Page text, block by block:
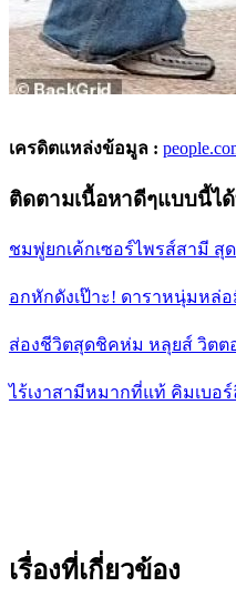
เครดิตแหล่งข้อมูล :
ติดตามเนื้อหาดีๆแบบนี้ไ
ชมพู่ยกเค้กเซอร์ไพรส์สามี สุ
อกหักดังเป๊าะ! ดาราหนุ่มหล่
ส่องชีวิตสุดชิคห่ม หลุยส์ วิตต
ไร้เงาสามีหมากที่แท้ คิมเบอ
เรื่องที่เกี่ยวข้อง